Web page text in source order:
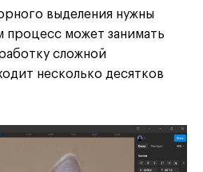
выделения нужны
процесс может занимать
сложной
несколько десятков